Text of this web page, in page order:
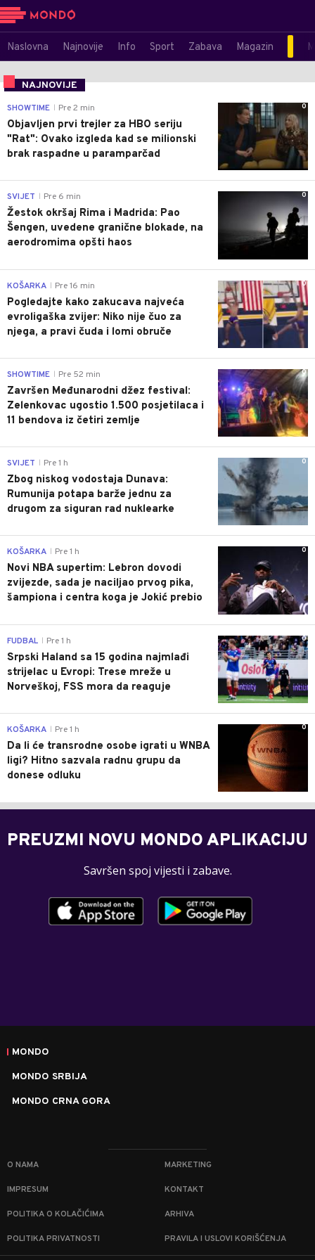
Naslovna Najnovije Info Sport Zabava Magazin
NAJNOVIJE
0
SHOWTIME Pre 2 min
Objavljen prvi trejler za HBO seriju
"Rat": Ovako izgleda kad se milionski
brak raspadne u paramparčad
0
SVIJET Pre 6 min
Žestok okršaj Rima i Madrida: Pao
Šengen, uvedene granične blokade, na
aerodromima opšti haos
0
KOŠARKA Pre 16 min
Pogledajte kako zakucava najveća
evroligaška zvijer: Niko nije čuo za
njega, a pravi čuda i lomi obruče
0
SHOWTIME Pre 52 min
Završen Međunarodni džez festival:
Zelenkovac ugostio 1.500 posjetilaca i
11 bendova iz četiri zemlje
0
SVIJET Pre 1 h
Zbog niskog vodostaja Dunava:
Rumunija potapa barže jednu za
drugom za siguran rad nuklearke
0
KOŠARKA Pre 1 h
Novi NBA supertim: Lebron dovodi
zvijezde, sada je naciljao prvog pika,
šampiona i centra koga je Jokić prebio
0
FUDBAL Pre 1 h
Srpski Haland sa 15 godina najmlađi
strijelac u Evropi: Trese mreže u
Norveškoj, FSS mora da reaguje
0
KOŠARKA Pre 1 h
Da li će transrodne osobe igrati u WNBA
ligi? Hitno sazvala radnu grupu da
donese odluku
PREUZMI NOVU MONDO APLIKACIJU
Savršen spoj vijesti i zabave.
MONDO
MONDO SRBIJA
MONDO CRNA GORA
O NAMA MARKETING
IMPRESUM KONTAKT
POLITIKA O KOLAČIĆIMA ARHIVA
POLITIKA PRIVATNOSTI PRAVILA I USLOVI KORIŠĆENJA